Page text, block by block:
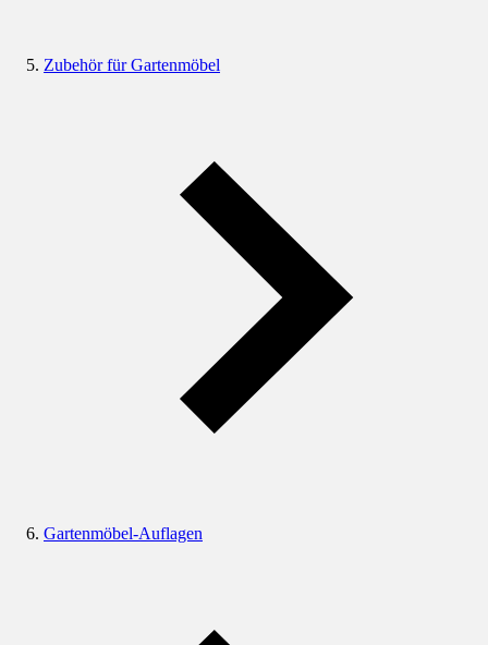
Zubehör für Gartenmöbel
Gartenmöbel-Auflagen